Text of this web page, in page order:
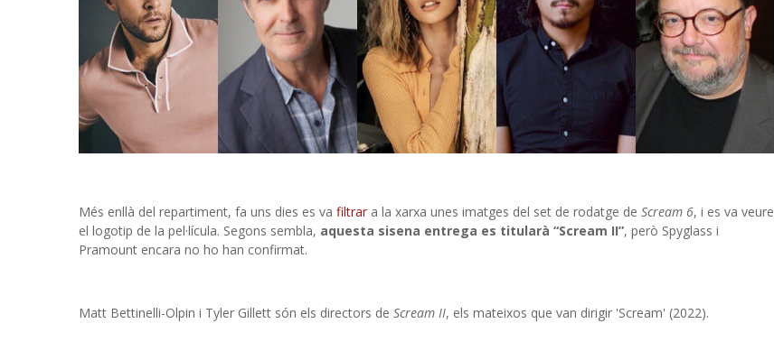
Més enllà del repartiment, fa uns dies es va filtrar a la xarxa unes imatges del set de rodatge de Scream 6, i es va veure
el logotip de la pel·lícula. Segons sembla, aquesta sisena entrega es titularà “Scream II”, però Spyglass i
Pramount encara no ho han confirmat.
Matt Bettinelli-Olpin i Tyler Gillett són els directors de Scream II, els mateixos que van dirigir 'Scream' (2022).